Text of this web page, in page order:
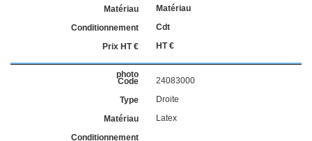
Matériau
Cdt
HT €
24083000
Droite
Latex